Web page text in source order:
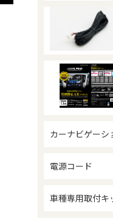
カーナビゲーシ
電源コード
車種専用取付キ